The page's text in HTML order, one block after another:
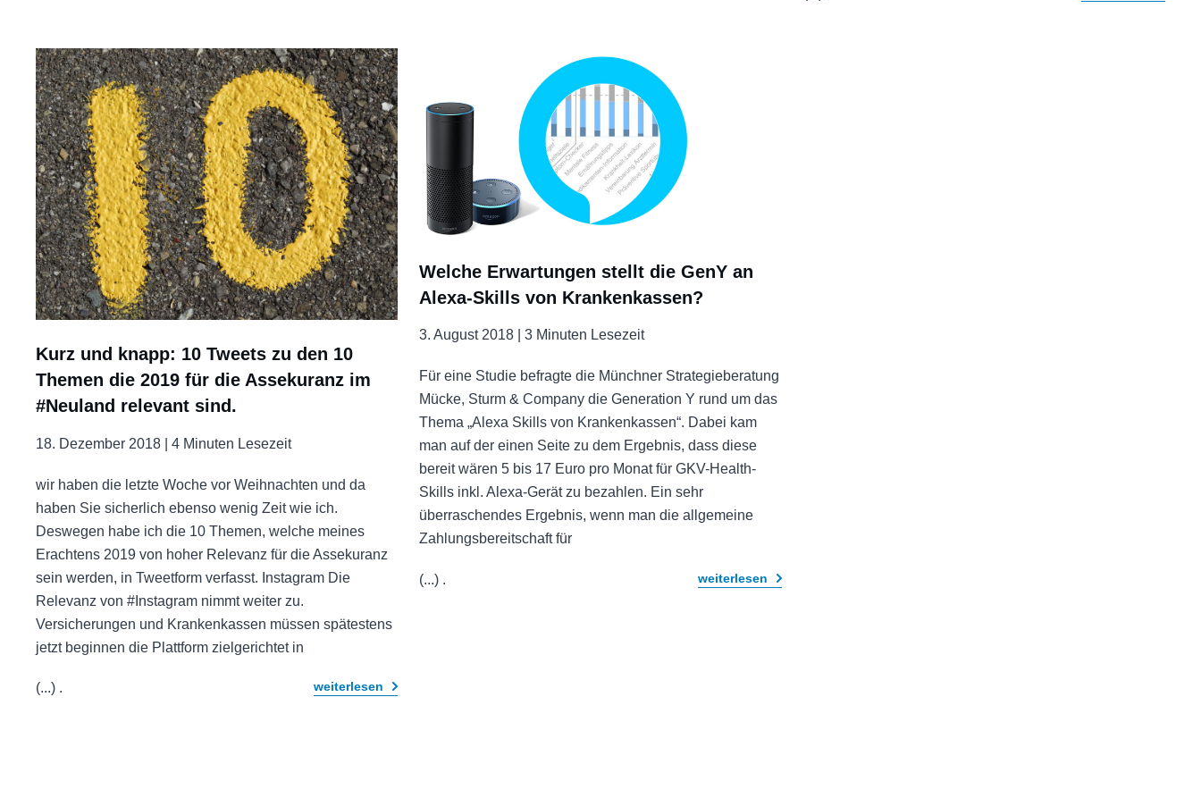
Kurz und knapp: 10 Tweets zu den 10
Themen die 2019 für die Assekuranz im
#Neuland relevant sind.
18. Dezember 2018 | 4 Minuten Lesezeit
wir haben die letzte Woche vor Weihnachten und da
haben Sie sicherlich ebenso wenig Zeit wie ich.
Deswegen habe ich die 10 Themen, welche meines
Erachtens 2019 von hoher Relevanz für die Assekuranz
sein werden, in Tweetform verfasst. Instagram Die
Relevanz von #Instagram nimmt weiter zu.
Versicherungen und Krankenkassen müssen spätestens
jetzt beginnen die Plattform zielgerichtet in
(...) weiterlesen
.
Welche Erwartungen stellt die GenY an
Alexa-Skills von Krankenkassen?
3. August 2018 |3 Minuten Lesezeit
Für eine Studie befragte die Münchner Strategieberatung
Mücke, Sturm & Company die Generation Y rund um das
Thema „Alexa Skills von Krankenkassen“. Dabei kam
man auf der einen Seite zu dem Ergebnis, dass diese
bereit wären 5 bis 17 Euro pro Monat für GKV-Health-
Skills inkl. Alexa-Gerät zu bezahlen. Ein sehr
überraschendes Ergebnis, wenn man die allgemeine
Zahlungsbereitschaft für
(...) weiterlesen
.